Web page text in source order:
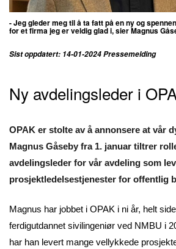
- Jeg gleder meg til å ta fatt på en ny og
for et firma jeg er veldig glad i, sier Magnus
Sist oppdatert: 14-01-2024 Pressemelding
Ny avdelingsleder i
OPAK er stolte av å annonsere at vår
Magnus Gåseby fra 1. januar tiltrer
avdelingsleder for vår avdeling som
prosjektledelsestjenester for offentlig
Magnus har jobbet i OPAK i ni år, helt
ferdigutdannet sivilingeniør ved NMBU i
har han levert mange vellykkede